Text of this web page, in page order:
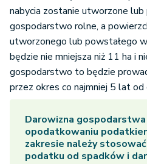
nabycia zostanie utworzone
gospodarstwo rolne, a
utworzonego lub powstałego
będzie nie mniejsza niż 11 ha i
gospodarstwo to będzie
przez okres co najmniej 5 lat od
Darowizna
opodatkowaniu
zakresie należy
podatku od spadków i